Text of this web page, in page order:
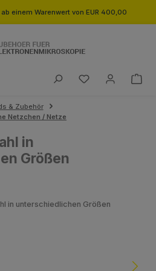
einem Warenwert von EUR 400,00
Du hast 0
& Zubehör
Netzchen / Netze
in
Größen